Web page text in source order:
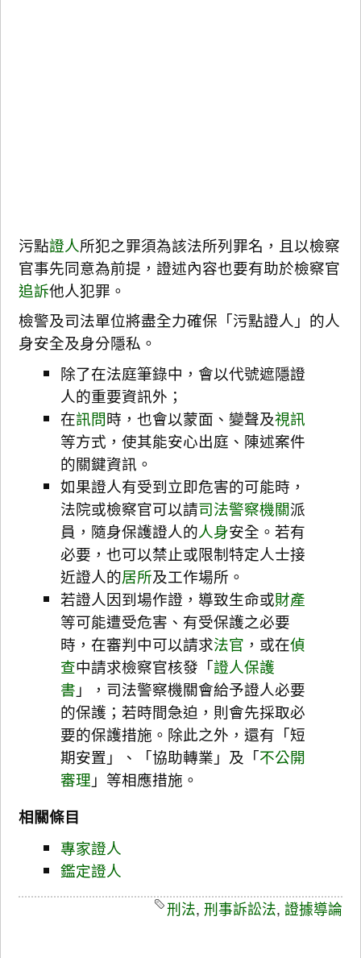
污點證人所犯之罪須為該法所列罪名，且以檢察
官事先同意為前提，證述內容也要有助於檢察官
追訴他人犯罪。
檢警及司法單位將盡全力確保「污點證人」的人
身安全及身分隱私。
除了在法庭筆錄中，會以代號遮隱證
人的重要資訊外；
在訊問時，也會以蒙面、變聲及視訊
等方式，使其能安心出庭、陳述案件
的關鍵資訊。
​如果證人有受到立即危害的可能時，
法院或檢察官可以請司法警察機關派
員，隨身保護證人的人身安全。若有
必要，也可以禁止或限制特定人士接
近證人的居所及工作場所。
若證人因到場作證，導致生命或財產
等可能遭受危害、有受保護之必要
時，在審判中可以請求法官 ，或在偵
查中請求檢察官核發「證人保護
書 」，司法警察機關會給予證人必要
的保護；若時間急迫，則會先採取必
要的保護措施。除此之外，還有「短
期安置」、「協助轉業」及「不公開
審理 」等相應措施。
相關條目
專家證人
鑑定證人
刑法, 刑事訴訟法, 證據導論